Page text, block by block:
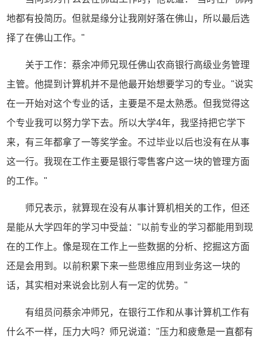
地都有投简历。但就是缘分让我刚好落在佛山，所以最后选
择了在佛山工作。"
关于工作：蔡余冲师兄现任佛山农商银行高级业务管理
主管。他提到计算机并不是他最开始想要学习的专业。"说实
在一开始对这个专业的话，主要是不是太熟悉。但我觉得这
个专业我可以努力学下去。所以大学4年，我坚持把它学下
来，有三年都拿了一等奖学金。不过毕业以后也没有在从事
这一行。我现在工作主要是银行零售客户这一块的管理方面
的工作。"
师兄表示，就算现在没有从事计算机相关的工作，但还
是能从大学四年的学习中受益："以前专业的学习都能用到现
在的工作上。像是现在工作上一些数据的分析、挖掘这方面
还是会用到。以前积累下来一些思维应用到业务这一块的
话，其实相对来说会比别人有一定的优势。"
有组员问蔡余冲师兄，在银行工作和从事计算机工作有
什么不一样，压力大吗？师兄说道："压力和疲惫是一直都有